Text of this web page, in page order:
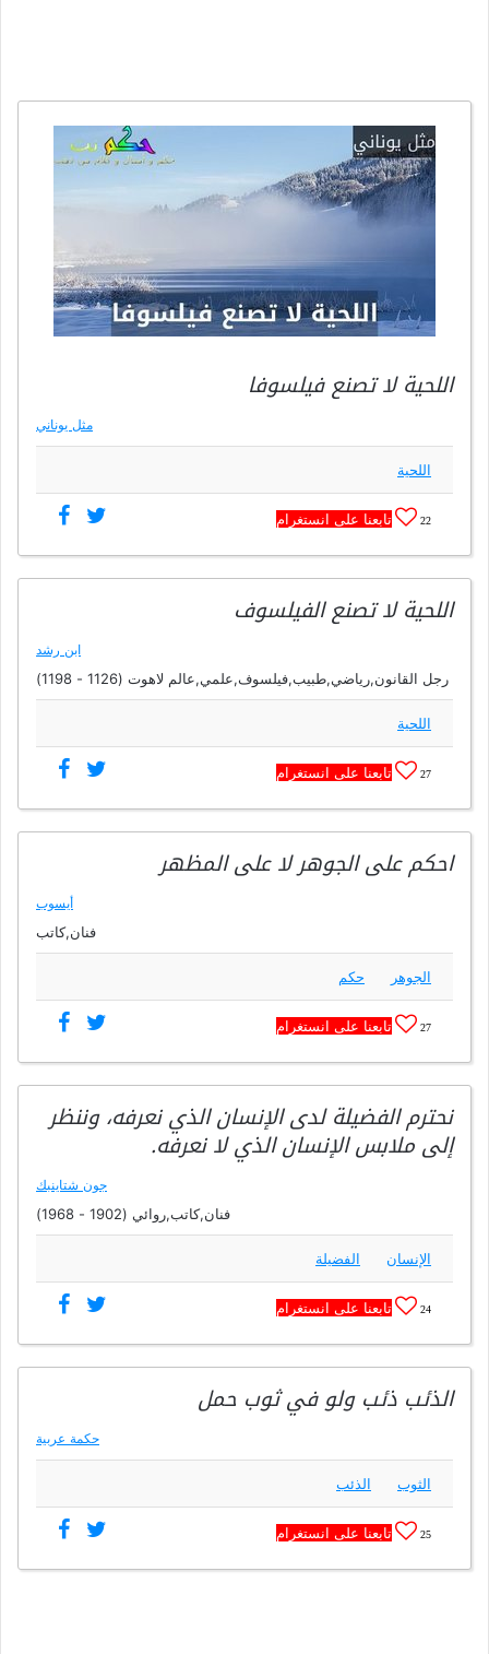
اللحية لا تصنع فيلسوفا
مثل يوناني
اللحية
22 تابعنا على انستغرام
اللحية لا تصنع الفيلسوف
ابن رشد
رجل القانون,رياضي,طبيب,فيلسوف,علمي,عالم لاهوت (1126 - 1198)
اللحية
27 تابعنا على انستغرام
احكم على الجوهر لا على المظهر
أيسوب
فنان,كاتب
الجوهر حكم
27 تابعنا على انستغرام
نحترم الفضيلة لدى الإنسان الذي نعرفه، وننظر
إلى ملابس الإنسان الذي لا نعرفه.
جون شتاينبك
فنان,كاتب,روائي (1902 - 1968)
الإنسان الفضيلة
24 تابعنا على انستغرام
الذئب ذئب ولو في ثوب حمل
حكمة عربية
الثوب الذئب
25 تابعنا على انستغرام